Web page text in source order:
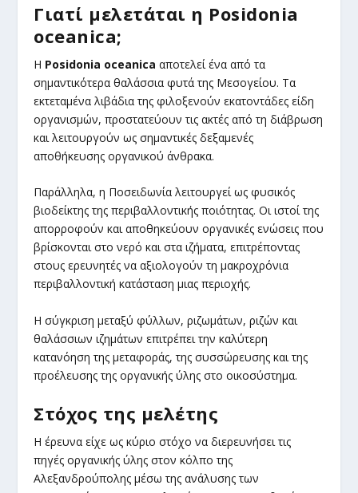
Γιατί μελετάται η Posidonia
oceanica;
Η Posidonia oceanica αποτελεί ένα από τα
σημαντικότερα θαλάσσια φυτά της Μεσογείου. Τα
εκτεταμένα λιβάδια της φιλοξενούν εκατοντάδες είδη
οργανισμών, προστατεύουν τις ακτές από τη διάβρωση
και λειτουργούν ως σημαντικές δεξαμενές
αποθήκευσης οργανικού άνθρακα.
Παράλληλα, η Ποσειδωνία λειτουργεί ως φυσικός
βιοδείκτης της περιβαλλοντικής ποιότητας. Οι ιστοί της
απορροφούν και αποθηκεύουν οργανικές ενώσεις που
βρίσκονται στο νερό και στα ιζήματα, επιτρέποντας
στους ερευνητές να αξιολογούν τη μακροχρόνια
περιβαλλοντική κατάσταση μιας περιοχής.
Η σύγκριση μεταξύ φύλλων, ριζωμάτων, ριζών και
θαλάσσιων ιζημάτων επιτρέπει την καλύτερη
κατανόηση της μεταφοράς, της συσσώρευσης και της
προέλευσης της οργανικής ύλης στο οικοσύστημα.
Στόχος της μελέτης
Η έρευνα είχε ως κύριο στόχο να διερευνήσει τις
πηγές οργανικής ύλης στον κόλπο της
Αλεξανδρούπολης μέσω της ανάλυσης των